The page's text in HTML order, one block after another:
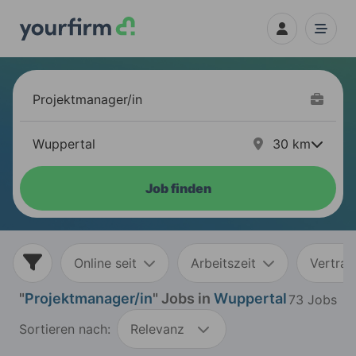
30 km
Job finden
Online seit Arbeitszeit
"Projektmanager/in" Jobs in Wuppertal 73 Jobs
Sortieren nach:
Relevanz